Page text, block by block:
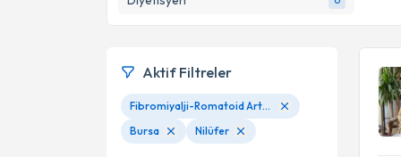
Aktif Filtreler
Fibromiyalji-Romatoid Artri beslenme Tedavisi Gıda Alerjisi ve Duyarlılığı
Bursa
Nilüfer